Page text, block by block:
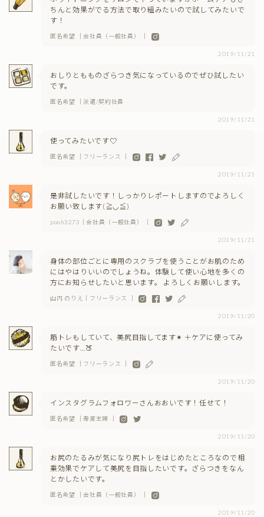
ちんと効果がでる方法で取り組みたいので試してみたいで
す！
匿名希望 ｜会社員（一般社員） ｜
2019/11/21
おしりともものざらつき気になっているのでぜひ試したい
です。
匿名希望 ｜派遣/契約社員
2019/11/21
使ってみたいです♡
匿名希望 ｜フリーランス ｜
2019/11/21
是非試したいです！しっかりレポートしますのでよろしく
お願い致します(≧◡≦)
pooh3273｜会社員（一般社員） ｜
2019/11/21
身体の部位ごとに専用のスクラブを使うことがお肌のため
にはやはりいいのでしょうね。体験して使い心地を多くの
方にお知らせしたいと思います。 よろしくお願いします。
山内 のりえ｜フリーランス ｜
2019/11/20
筋トレもしていて、美尻目指してます✴︎ ＋ケアに使ってみ
たいです…🍑
匿名希望 ｜フリーランス ｜
2019/11/20
インスタグラムフォロワーさんおおいです！任せて！
匿名希望 ｜専業主婦 ｜
2019/11/20
お尻のたるみが気になり尻トレをはじめたところなので相
乗効果でケアして美尻を目指したいです。ざらつきをなん
とかしたいです。
匿名希望 ｜会社員（一般社員） ｜
2019/11/20